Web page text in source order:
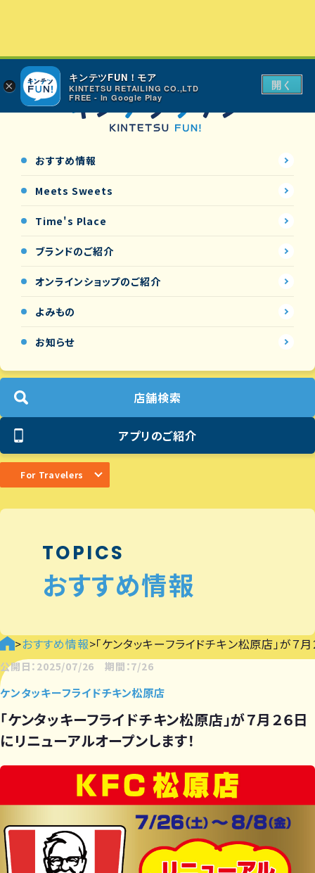
おすすめ情報
Meets Sweets
Time's Place
ブランドのご紹介
オンラインショップのご紹介
よみもの
お知らせ
店舗検索
アプリのご紹介
For Travelers
TOPICS
おすすめ情報
>おすすめ情報>「ケンタッキーフライドチキン松原店」が７
公開日：2025/07/26 期間：7/26
ケンタッキーフライドチキン松原店
「ケンタッキーフライドチキン松原店」が７月２６日
にリニューアルオープンします！
×
キンテツFUN！モア
KINTETSU RETAILING CO.,LTD
FREE - In Google Play
開く